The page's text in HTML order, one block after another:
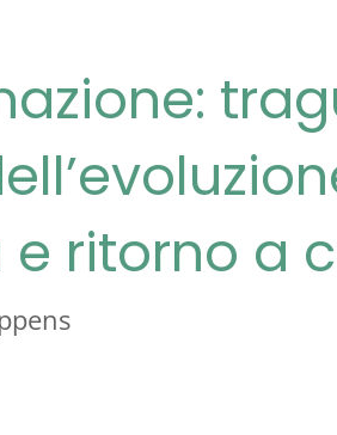
ritorno a